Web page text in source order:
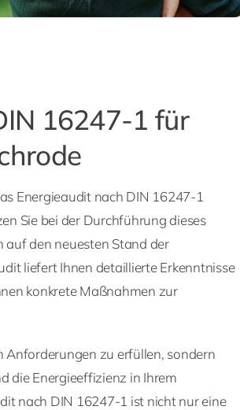
16247-1 für
Energieaudit nach DIN 16247-1
Sie bei der Durchführung dieses
auf den neuesten Stand der
liefert Ihnen detaillierte Erkenntnisse
konkrete Maßnahmen zur
Anforderungen zu erfüllen, sondern
die Energieeffizienz in Ihrem
nach DIN 16247-1 ist nicht nur eine